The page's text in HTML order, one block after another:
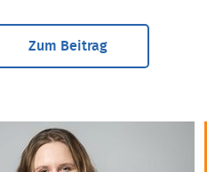
Zum Beitrag